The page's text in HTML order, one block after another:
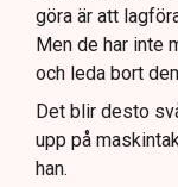
göra är att
Men de har inte
och leda bort
Det blir desto
upp på
han.